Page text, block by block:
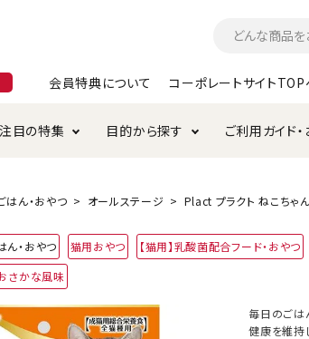
会員特典について コーポレートサイトTOP
お手入れ・ケア用品
マット サークル・ケージ
用品 トイレタリー・消臭
ジ・タワー キャリーバッグ
極上
注目の特集
けりぐるみ特集
目的から探す
フリー
ご利用ガイド
て ご注文方法につい
ップ利用規約
はん・おやつ オールステージ Plact プラクト ねこちゃ
ん・おやつ 猫用おやつ 【猫用】乳酸菌配合フード・おやつ
さかな風味
毎日のごは
健康を維持